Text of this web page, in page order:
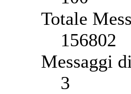
Totale
156802
Messaggi
3